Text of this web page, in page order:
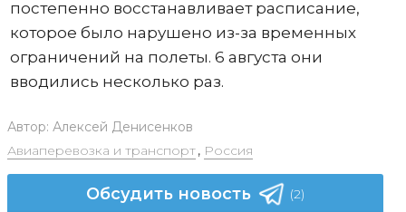
постепенно восстанавливает расписание,
которое было нарушено из-за временных
ограничений на полеты. 6 августа они
вводились несколько раз.
Автор: Алексей Денисенков
Авиаперевозка и транспорт, Россия
Обсудить новость (2)